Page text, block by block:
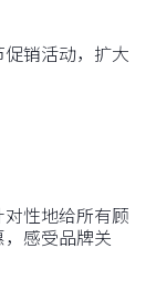
销活动，扩大
性地给所有顾
感受品牌关